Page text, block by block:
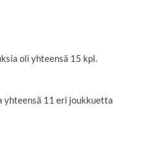
oli yhteensä 15 kpl.
11 eri joukkuetta